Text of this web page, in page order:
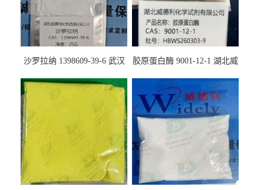
沙罗拉纳 1398609-39-6 武汉
胶原蛋白酶 9001-12-1 湖北威